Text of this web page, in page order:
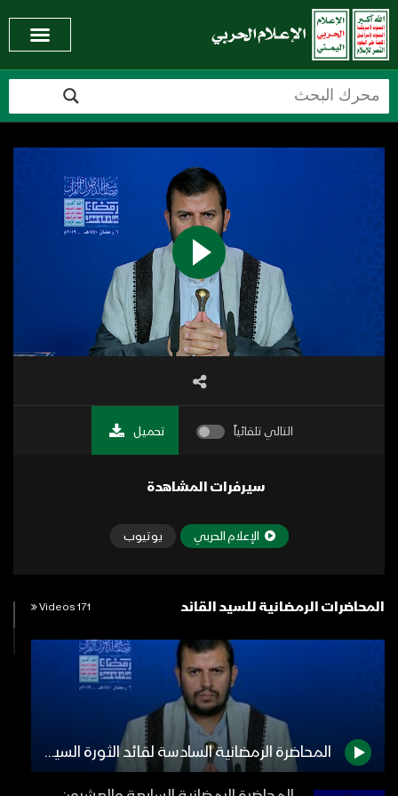
التالي تلقائياً تحميل
سيرفرات المشاهدة
الإعلام الحربي يوتيوب
المحاضرات الرمضانية للسيد القائد 171 Videos
المحاضرة الرمضانية السادسة لقائد الثورة السيد عبدالملك بدرالدين الحوثي 1440هـ